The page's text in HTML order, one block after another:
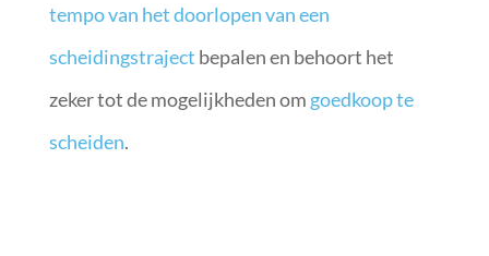
tempo van het doorlopen van een
scheidingstraject bepalen en behoort het
zeker tot de mogelijkheden om goedkoop te
scheiden.